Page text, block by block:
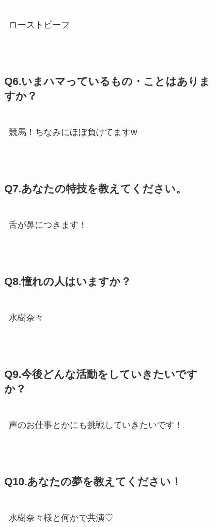
ローストビーフ
Q6.いまハマっているもの・ことはありま
すか？
競馬！ちなみにほぼ負けてますw
Q7.あなたの特技を教えてください。
舌が鼻につきます！
Q8.憧れの人はいますか？
水樹奈々
Q9.今後どんな活動をしていきたいです
か？
声のお仕事とかにも挑戦していきたいです！
Q10.あなたの夢を教えてください！
水樹奈々様と何かで共演♡